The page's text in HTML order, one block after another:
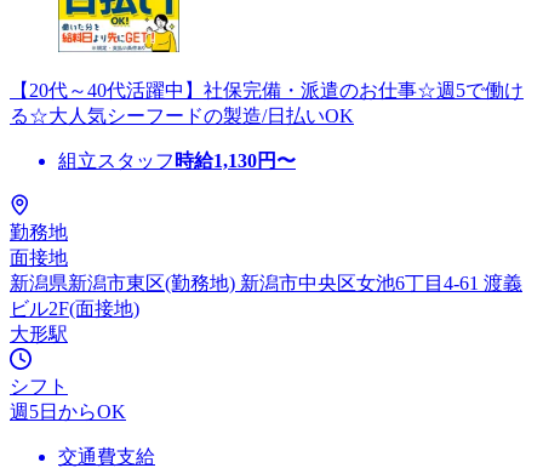
【20代～40代活躍中】社保完備・派遣のお仕事☆週5で働け
る☆大人気シーフードの製造/日払いOK
組立スタッフ 時給1,130円〜
勤務地
面接地
新潟県新潟市東区(勤務地) 新潟市中央区女池6丁目4-61 渡義
ビル2F(面接地)
大形駅
シフト
週5日からOK
交通費支給